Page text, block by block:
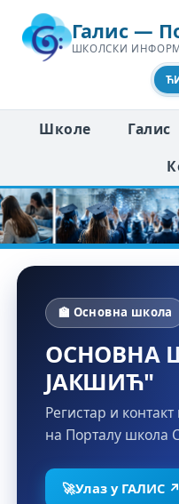
Галис —
ШКОЛСКИ
Школе Галис
🏫 Основна школа
ОСНОВНА
ЈАКШИЋ"
Регистар и
на Порталу школа
🚀Улаз у ГАЛИС ↗